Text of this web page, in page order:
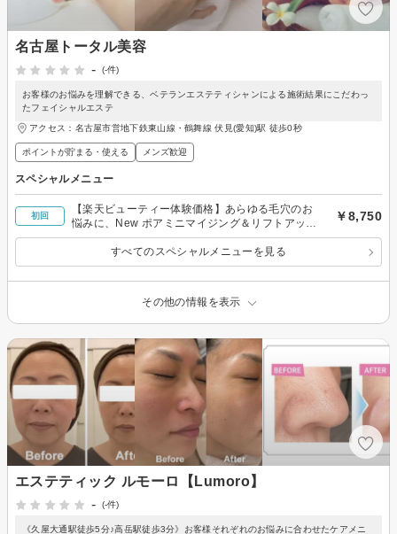
名古屋トータル美容
-
(-件)
お客様のお悩みを理解できる、ベテランエステティシャンによる施術結果にこだわっ
たフェイシャルエステ
アクセス：名古屋市営地下鉄東山線・鶴舞線 伏見(愛知)駅 徒歩0秒
ポイントが貯まる・使える メンズ歓迎
スペシャルメニュー
初回
【楽天ビューティー体験価格】あらゆる毛穴のお
悩みに、New ポアミニマイジング＆リフトアップ
1回
￥8,750
すべてのスペシャルメニューを見る
その他の情報を表示
エステティック ルモーロ【Lumoro】
-
(-件)
《久屋大通駅徒歩5分♪高岳駅徒歩3分》お客様それぞれのお悩みに合わせたケアメニ